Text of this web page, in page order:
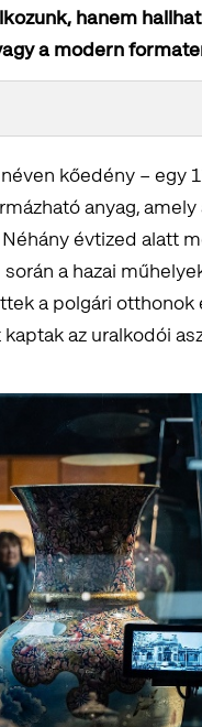
hanem
a modern
kőedény – egy
anyag,
évtized alatt
során a hazai
a polgári otthonok
az uralkodói